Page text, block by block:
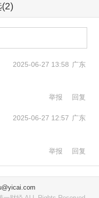
件方面的承接，
条件等，尤其
旅项目，更需要
住宿等去承接游
际航班、铁路、
地的客人，这就
市文旅局官方数
(2)
2025-06-27 13:58 广东
举报 回复
2025-06-27 12:57 广东
举报 回复